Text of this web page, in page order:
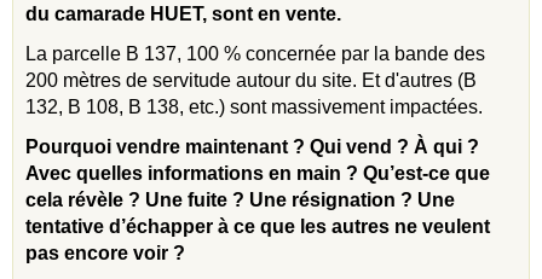
du camarade HUET, sont en vente.
La parcelle B 137, 100 % concernée par la bande des
200 mètres de servitude autour du site. Et d'autres (B
132, B 108, B 138, etc.) sont massivement impactées.
Pourquoi vendre maintenant ? Qui vend ? À qui ?
Avec quelles informations en main ? Qu’est-ce que
cela révèle ? Une fuite ? Une résignation ? Une
tentative d’échapper à ce que les autres ne veulent
pas encore voir ?